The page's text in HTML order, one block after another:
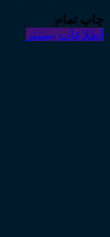
چاپ تمام
اطلاعات بیشتر